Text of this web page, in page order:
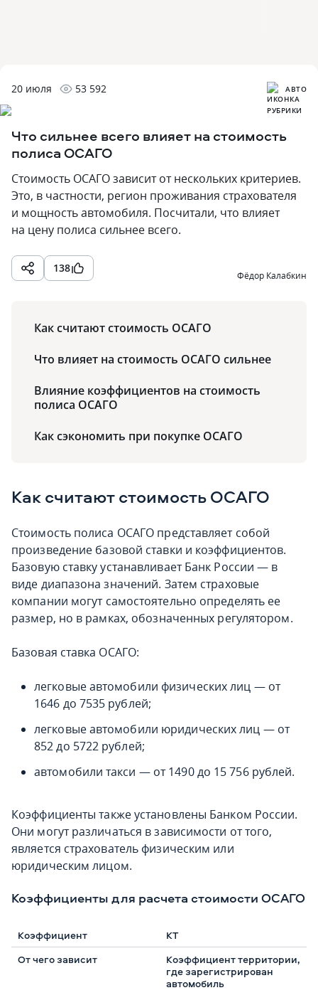
20 июля 53 592 АВТО
Что сильнее всего влияет на стоимость
полиса ОСАГО
Стоимость ОСАГО зависит от нескольких критериев.
Это, в частности, регион проживания страхователя
и мощность автомобиля. Посчитали, что влияет
на цену полиса сильнее всего.
138
Фёдор Калабкин
Как считают стоимость ОСАГО
Что влияет на стоимость ОСАГО сильнее
Влияние коэффициентов на стоимость
полиса ОСАГО
Как сэкономить при покупке ОСАГО
Как считают стоимость ОСАГО
Стоимость полиса ОСАГО представляет собой
произведение базовой ставки и коэффициентов.
Базовую ставку устанавливает Банк России — в
виде диапазона значений. Затем страховые
компании могут самостоятельно определять ее
размер, но в рамках, обозначенных регулятором.
Базовая ставка ОСАГО:
легковые автомобили физических лиц — от
1646 до 7535 рублей;
легковые автомобили юридических лиц — от
852 до 5722 рублей;
автомобили такси — от 1490 до 15 756 рублей.
Коэффициенты также установлены Банком России.
Они могут различаться в зависимости от того,
является страхователь физическим или
юридическим лицом.
Коэффициенты для расчета стоимости ОСАГО
КТ
Коэффициент территории,
где зарегистрирован
автомобиль